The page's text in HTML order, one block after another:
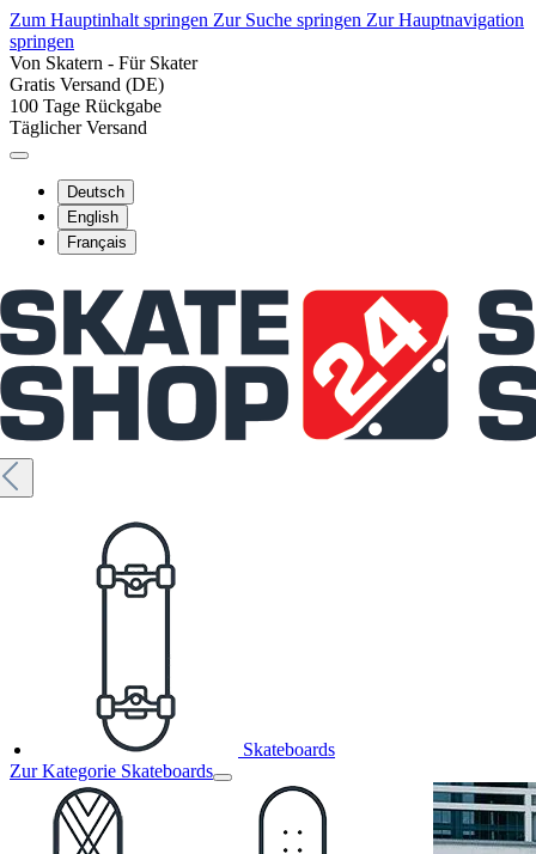
Zum Hauptinhalt springen Zur Suche springen Zur Hauptnavigation
springen
Von Skatern - Für Skater
Gratis Versand (DE)
100 Tage Rückgabe
Täglicher Versand
Deutsch
English
Français
Skateboards
Zur Kategorie Skateboards